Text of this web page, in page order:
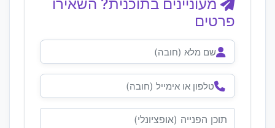
מעוניינים בתוכנית? השאירו
פרטים